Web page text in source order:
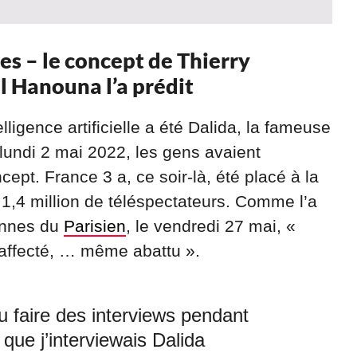
– le concept de Thierry
Hanouna l’a prédit
artificielle a été Dalida, la fameuse
2 mai 2022, les gens avaient
France 3 a, ce soir-là, été placé à la
million de téléspectateurs. Comme l’a
du Parisien, le vendredi 27 mai, «
… même abattu ».
faire des interviews pendant
j’interviewais Dalida